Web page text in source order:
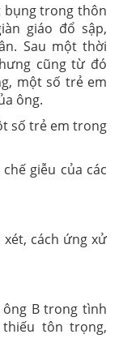
bụng trong thôn
giáo đổ sập,
Sau một thời
cũng từ đó
một số trẻ em
ông.
số trẻ em trong
giễu của các
cách ứng xử
B trong tình
tôn trọng,